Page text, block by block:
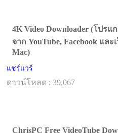
4K Video Downloader (โปร
จาก YouTube, Facebook แล
Mac)
แชร์แวร์
ดาวน์โหลด : 39,067
ChrisPC Free VideoTube